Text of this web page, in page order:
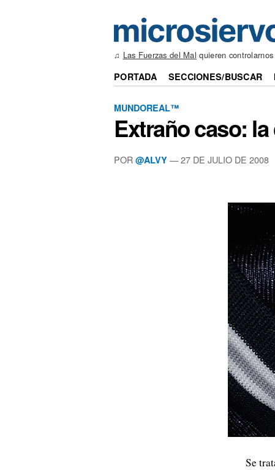
♫ Las Fuerzas del Mal quieren
PORTADA SECCIONES/BUSCAR
MUNDOREAL™
Extraño caso:
POR @ALVY —27 DE JULIO DE 2008
Se